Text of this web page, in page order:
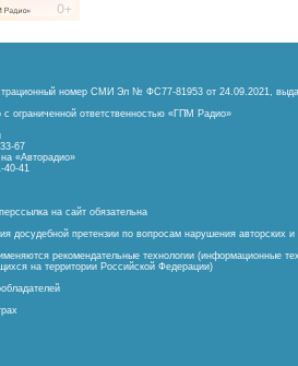
номер СМИ Эл № ФС77-81953 от 24.09.2021,
ограниченной ответственностью «ГПМ Радио»
67
«Авторадио»
40-41
на сайт обязательна
досудебной претензии по вопросам нарушения авторских
рекомендательные технологии (информационные
на территории Российской Федерации)